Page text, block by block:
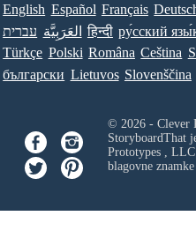
English Español Français
עברית العَرَبِيَّة हिन्दी ру́сский
Türkçe Polski Româna Ceština
български Lietuvos Slovenščina
© 2026 - Clever
StoryboardThat
Prototypes , LLC
blagovne